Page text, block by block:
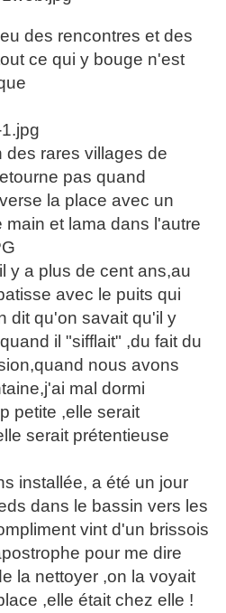
des rencontres et des
ce qui y bouge n'est
rares villages de
pas quand
la place avec un
et lama dans l'autre
y a plus de cent ans,au
avec le puits qui
dit qu'on savait qu'il y
il "sifflait" ,du fait du
nous avons
mal dormi
petite ,elle serait
serait prétentieuse
installée, a été un jour
dans le bassin vers les
vint d'un brissois
pour me dire
la nettoyer ,on la voyait
,elle était chez elle !